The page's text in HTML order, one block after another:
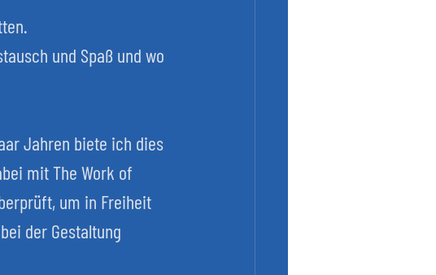
und Spaß und wo
Jahren biete ich dies
mit The Work of
um in Freiheit
der Gestaltung